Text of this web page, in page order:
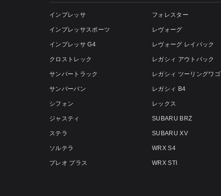
インプレッサ
インプレッサスポーツ
インプレッサ G4
クロストレック
サンバートラック
サンバーバン
シフォン
ジャスティ
ステラ
ソルテラ
プレオ プラス
フォレスター
レヴォーグ
レヴォーグ レイバック
レガシィ アウトバック
レガシィ ツーリングワ
レガシィ B4
レックス
SUBARU BRZ
SUBARU XV
WRX S4
WRX STI